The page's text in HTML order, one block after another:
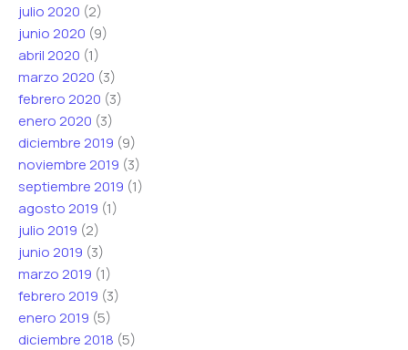
julio 2020 (2)
junio 2020 (9)
abril 2020 (1)
marzo 2020 (3)
febrero 2020 (3)
enero 2020 (3)
diciembre 2019 (9)
noviembre 2019 (3)
septiembre 2019 (1)
agosto 2019 (1)
julio 2019 (2)
junio 2019 (3)
marzo 2019 (1)
febrero 2019 (3)
enero 2019 (5)
diciembre 2018 (5)